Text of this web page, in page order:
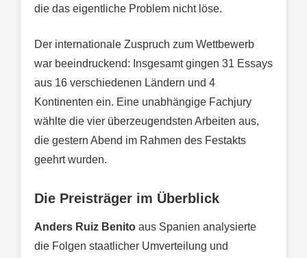
die das eigentliche Problem nicht löse.
Der internationale Zuspruch zum Wettbewerb
war beeindruckend: Insgesamt gingen 31 Essays
aus 16 verschiedenen Ländern und 4
Kontinenten ein. Eine unabhängige Fachjury
wählte die vier überzeugendsten Arbeiten aus,
die gestern Abend im Rahmen des Festakts
geehrt wurden.
Die Preisträger im Überblick
Anders Ruiz Benito aus Spanien analysierte
die Folgen staatlicher Umverteilung und